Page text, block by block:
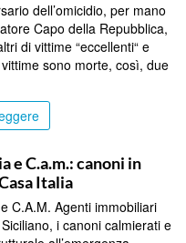
dell’omicidio, per mano
Capo della Repubblica,
di vittime “eccellenti“ e
sono morte, così, due
e C.a.m.: canoni in
Italia
C.A.M. Agenti immobiliari
i canoni calmierati e